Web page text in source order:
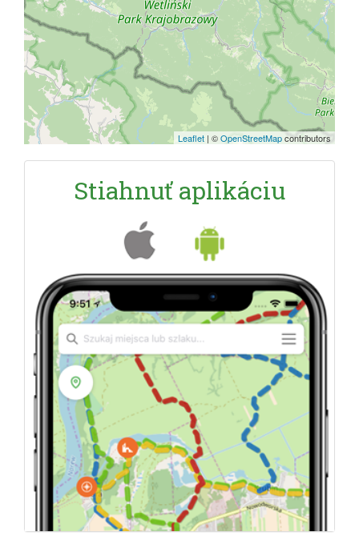
Leaflet | ©OpenStreetMapcontributors
Stiahnuť aplikáciu